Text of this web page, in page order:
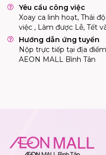
Yêu cầu công việc
Xoay ca linh hoạt, Thái
việc , Làm được Lễ, Tết
Hướng dẫn ứng tuyển
Nộp trực tiếp tại địa
AEON MALL Bình Tân